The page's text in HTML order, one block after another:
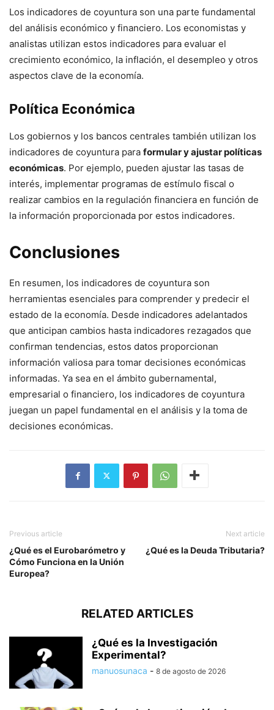
Los indicadores de coyuntura son una parte fundamental
del análisis económico y financiero. Los economistas y
analistas utilizan estos indicadores para evaluar el
crecimiento económico, la inflación, el desempleo y otros
aspectos clave de la economía.
Política Económica
Los gobiernos y los bancos centrales también utilizan los
indicadores de coyuntura para formular y ajustar políticas
económicas. Por ejemplo, pueden ajustar las tasas de
interés, implementar programas de estímulo fiscal o
realizar cambios en la regulación financiera en función de
la información proporcionada por estos indicadores.
Conclusiones
En resumen, los indicadores de coyuntura son
herramientas esenciales para comprender y predecir el
estado de la economía. Desde indicadores adelantados
que anticipan cambios hasta indicadores rezagados que
confirman tendencias, estos datos proporcionan
información valiosa para tomar decisiones económicas
informadas. Ya sea en el ámbito gubernamental,
empresarial o financiero, los indicadores de coyuntura
juegan un papel fundamental en el análisis y la toma de
decisiones económicas.
Previous article
¿Qué es el Eurobarómetro y
Cómo Funciona en la Unión
Europea?
Next article
¿Qué es la Deuda Tributaria?
RELATED ARTICLES
¿Qué es la Investigación
Experimental?
manuosunaca - 8 de agosto de 2026